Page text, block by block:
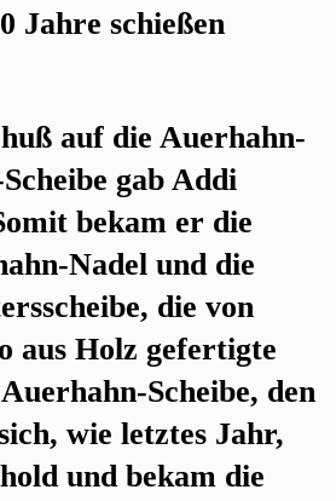
Jahre schießen
auf die Auerhahn-
gab Addi
bekam er die
Nadel und die
die von
aus Holz gefertigte
Scheibe, den
wie letztes Jahr,
und bekam die